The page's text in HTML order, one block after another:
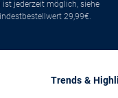
ist jederzeit möglich, siehe
29,99€.
Trends &